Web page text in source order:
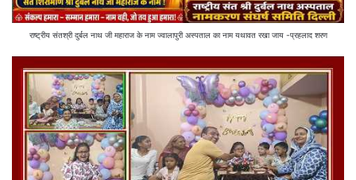
राष्ट्रीय संतश्री दुर्बल नाथ जी महाराज के नाम ज्वालापुरी अस्पताल का नाम यथावत रखा जाय -प्रहलाद शरण